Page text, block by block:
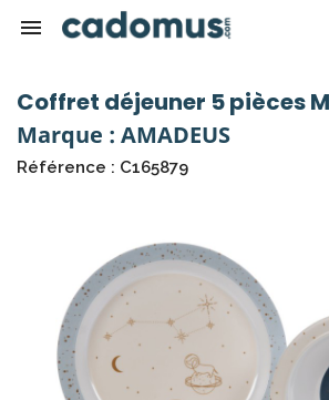

Coffret déjeuner 5 pièces
Marque : AMADEUS
Référence : C165879